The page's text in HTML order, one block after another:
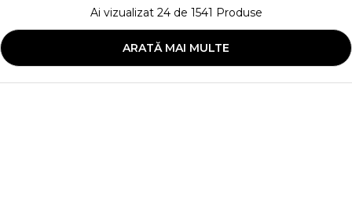
Ai vizualizat 24de 1541 Produse
ARATĂ MAI MULTE